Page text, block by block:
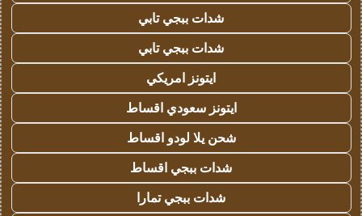
شدات ببجي تابي
شدات ببجي تابي
ايتونز امريكي
ايتونز سعودي اقساط
شحن يلا لودو اقساط
شدات ببجي اقساط
شدات ببجي تمارا